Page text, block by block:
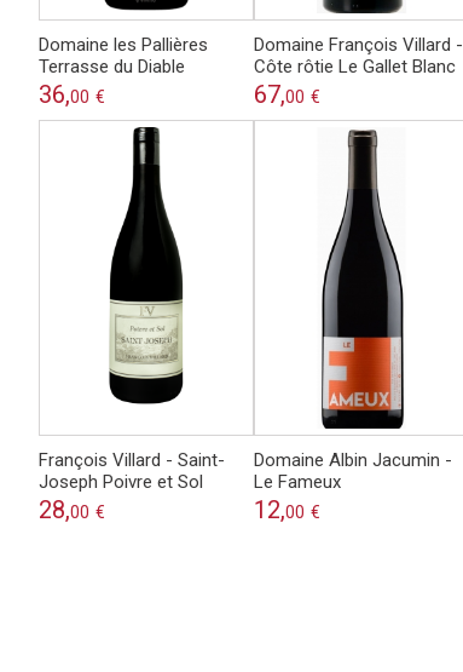
Domaine les Pallières
Terrasse du Diable
36,00 €
Domaine François Villard -
Côte rôtie Le Gallet Blanc
67,00 €
François Villard - Saint-
Joseph Poivre et Sol
28,00 €
Domaine Albin Jacumin -
Le Fameux
12,00 €